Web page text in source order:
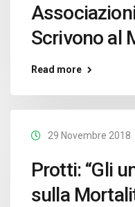
Scrivono al
Read more
29 Novembre 2018
Protti: “Gli
sulla